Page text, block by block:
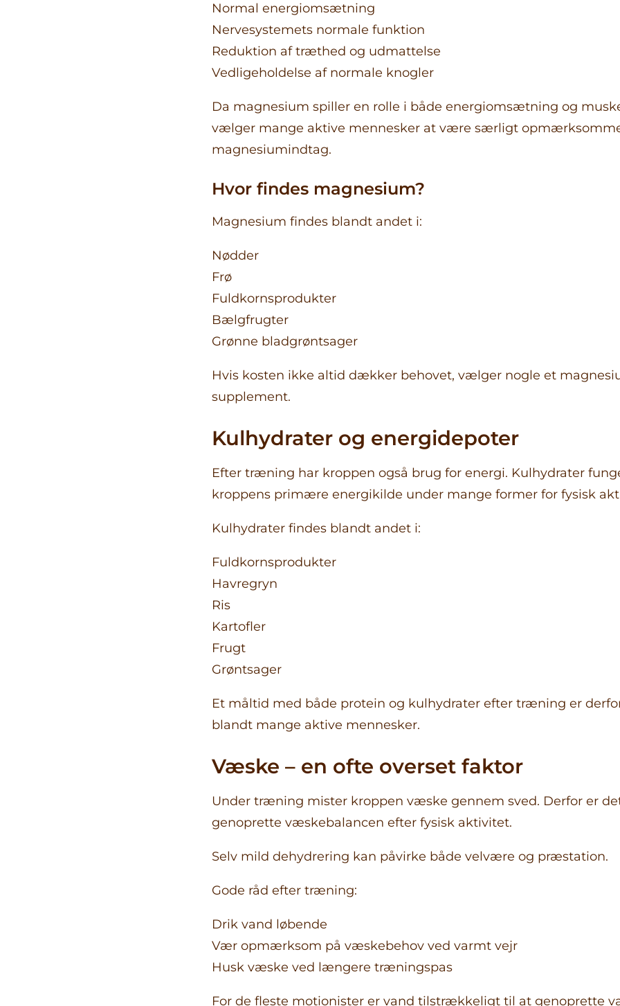
Normal energiomsætning
Nervesystemets normale funktion
Reduktion af træthed og udmattelse
Vedligeholdelse af normale knogler
Da magnesium spiller en rolle i både energiomsætning og
vælger mange aktive mennesker at være særligt
magnesiumindtag.
Hvor findes magnesium?
Magnesium findes blandt andet i:
Nødder
Frø
Fuldkornsprodukter
Bælgfrugter
Grønne bladgrøntsager
Hvis kosten ikke altid dækker behovet, vælger nogle et
supplement.
Kulhydrater og energidepoter
Efter træning har kroppen også brug for energi. Kulhydrater
kroppens primære energikilde under mange former for fysisk
Kulhydrater findes blandt andet i:
Fuldkornsprodukter
Havregryn
Ris
Kartofler
Frugt
Grøntsager
Et måltid med både protein og kulhydrater efter træning er
blandt mange aktive mennesker.
Væske – en ofte overset faktor
Under træning mister kroppen væske gennem sved. Derfor er
genoprette væskebalancen efter fysisk aktivitet.
Selv mild dehydrering kan påvirke både velvære og præstation.
Gode råd efter træning:
Drik vand løbende
Vær opmærksom på væskebehov ved varmt vejr
Husk væske ved længere træningspas
For de fleste motionister er vand tilstrækkeligt til at genoprette